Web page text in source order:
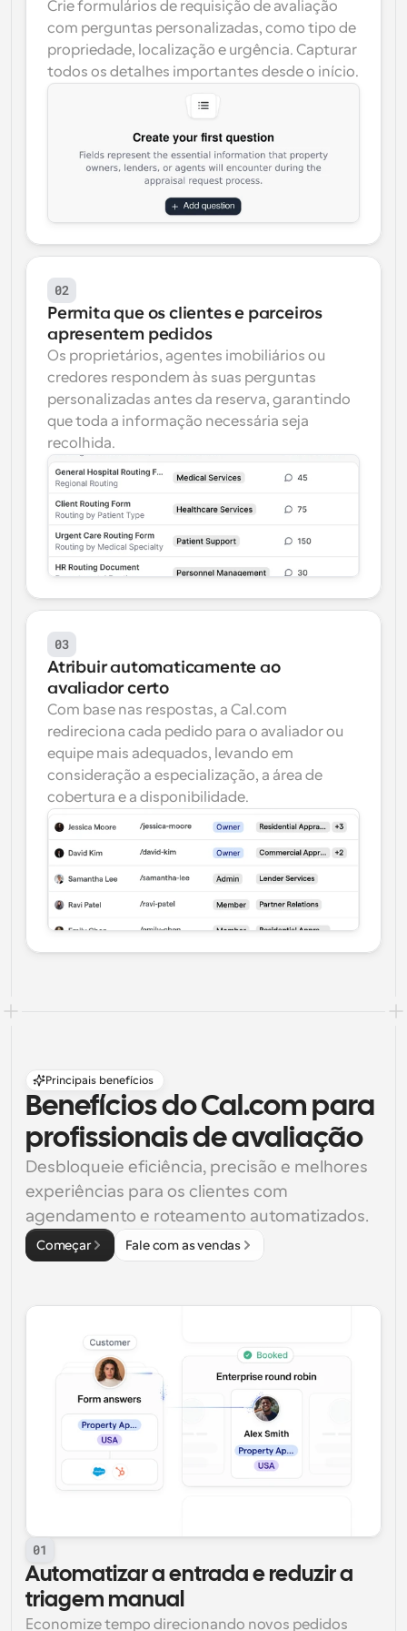
Crie formulários de requisição de avaliação
com perguntas personalizadas, como tipo de
propriedade, localização e urgência. Capturar
todos os detalhes importantes desde o início.
02
Permita que os clientes e parceiros
apresentem pedidos
Os proprietários, agentes imobiliários ou
credores respondem às suas perguntas
personalizadas antes da reserva, garantindo
que toda a informação necessária seja
recolhida.
03
Atribuir automaticamente ao
avaliador certo
Com base nas respostas, a Cal.com
redireciona cada pedido para o avaliador ou
equipe mais adequados, levando em
consideração a especialização, a área de
cobertura e a disponibilidade.
Principais benefícios
Benefícios do Cal.com para
profissionais de avaliação
Desbloqueie eficiência, precisão e melhores
experiências para os clientes com
agendamento e roteamento automatizados.
Começar Fale com as vendas
01
Automatizar a entrada e reduzir a
triagem manual
Economize tempo direcionando novos pedidos